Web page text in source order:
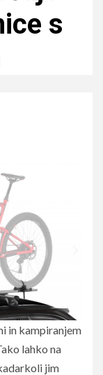
s
in kampiranjem
lahko na
jim